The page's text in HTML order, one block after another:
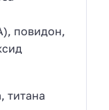
повидон,
титана